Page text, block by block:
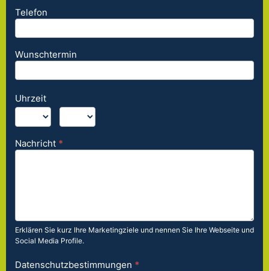
Telefon
Wunschtermin
Uhrzeit
Nachricht *
Erklären Sie kurz Ihre Marketingziele und nennen Sie Ihre Webseite und
Social Media Profile.
Datenschutzbestimmungen *